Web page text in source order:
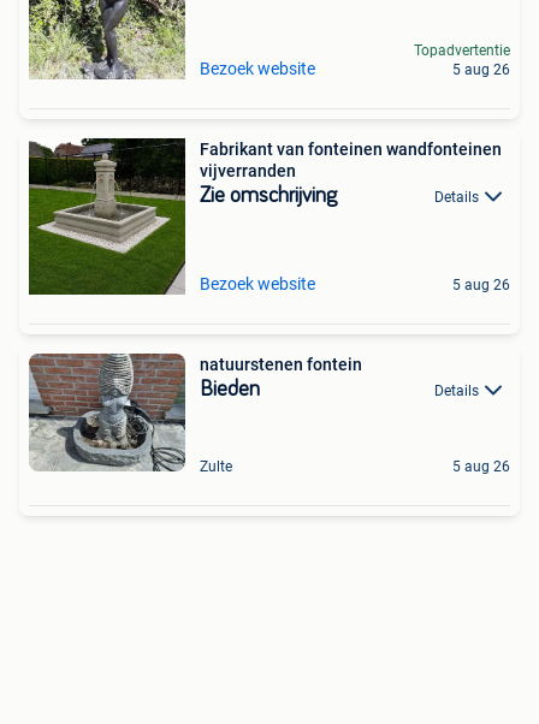
Bezoek website
Topadvertentie
5 aug 26
Fabrikant van fonteinen wandfonteinen
vijverranden
Zie omschrijving Details
Bezoek website 5 aug 26
natuurstenen fontein
Bieden Details
Zulte 5 aug 26